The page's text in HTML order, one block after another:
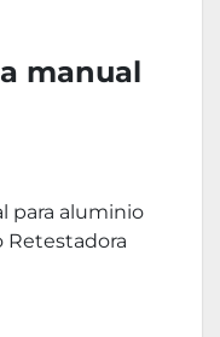
manual
para aluminio
Retestadora